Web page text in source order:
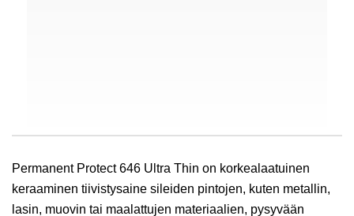
Permanent Protect 646 Ultra Thin on korkealaatuinen
keraaminen tiivistysaine sileiden pintojen, kuten metallin,
lasin, muovin tai maalattujen materiaalien, pysyvään